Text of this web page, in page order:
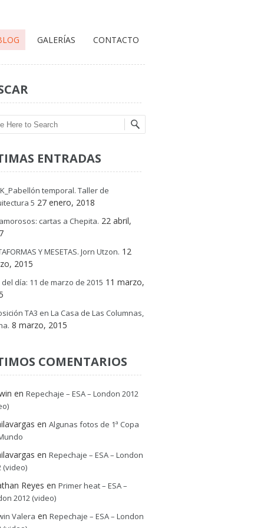
GALERÍAS CONTACTO
ENTRADAS
temporal. Taller de
5 27 enero, 2018
cartas a Chepita. 22 abril,
Y MESETAS. Jorn Utzon. 12
2015
del día: 11 de marzo de 2015 11 marzo,
TA3 en La Casa de Las Columnas,
8 marzo, 2015
COMENTARIOS
en Repechaje – ESA – London 2012
en Algunas fotos de 1ª Copa
en Repechaje – ESA – London
(video)
Reyes en Primer heat – ESA –
2012 (video)
Valera en Repechaje – ESA – London